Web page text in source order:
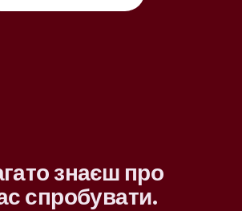
знаєш про
спробувати.